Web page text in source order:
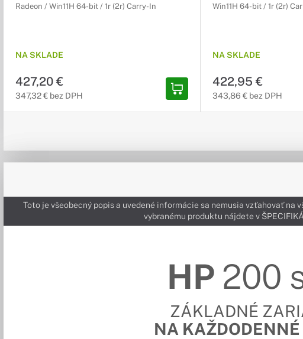
Radeon / Win11H 64-bit / 1r (2r) Carry-In
NA SKLADE
427,20 €
347,32 € bez DPH
Win11H 64-bit / 1r (2r)
NA SKLADE
422,95 €
343,86 € bez DPH
Toto je všeobecný popis a uvedené informácie sa nemusia vzťahovať
vybranému produktu nájdete v
HP 200
ZÁKLADNÉ
NA KAŽDODENNÉ